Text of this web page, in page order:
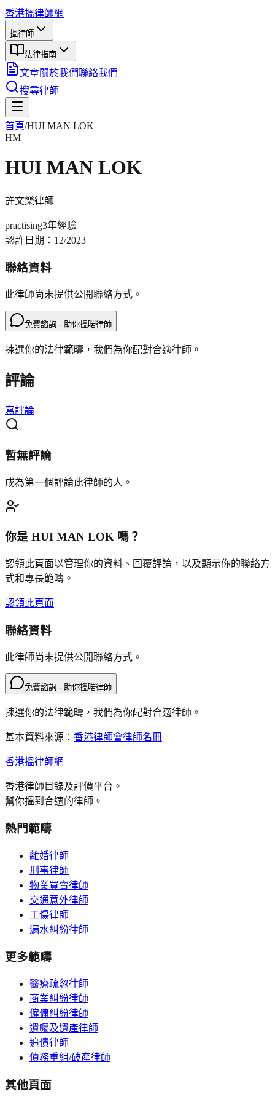
香港搵律師網
搵律師
法律指南
文章關於我們聯絡我們
搜尋律師
首頁/HUI MAN LOK
HM
HUI MAN LOK
許文樂律師
practising3年經驗
認許日期： 12/2023
聯絡資料
此律師尚未提供公開聯絡方式。
免費諮詢 · 助你搵啱律師
揀選你的法律範疇，我們為你配對合適律師。
評論
寫評論
暫無評論
成為第一個評論此律師的人。
你是 HUI MAN LOK 嗎？
認領此頁面以管理你的資料、回覆評論，以及顯示你的聯絡方
式和專長範疇。
認領此頁面
聯絡資料
此律師尚未提供公開聯絡方式。
免費諮詢 · 助你搵啱律師
揀選你的法律範疇，我們為你配對合適律師。
基本資料來源： 香港律師會律師名冊
香港搵律師網
香港律師目錄及評價平台。
幫你搵到合適的律師。
熱門範疇
離婚律師
刑事律師
物業買賣律師
交通意外律師
工傷律師
漏水糾紛律師
更多範疇
醫療疏忽律師
商業糾紛律師
僱傭糾紛律師
遺囑及遺產律師
追債律師
債務重組/破產律師
其他頁面